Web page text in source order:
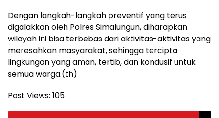
Dengan langkah-langkah preventif yang terus
digalakkan oleh Polres Simalungun, diharapkan
wilayah ini bisa terbebas dari aktivitas-aktivitas yang
meresahkan masyarakat, sehingga tercipta
lingkungan yang aman, tertib, dan kondusif untuk
semua warga.(th)
Post Views: 105